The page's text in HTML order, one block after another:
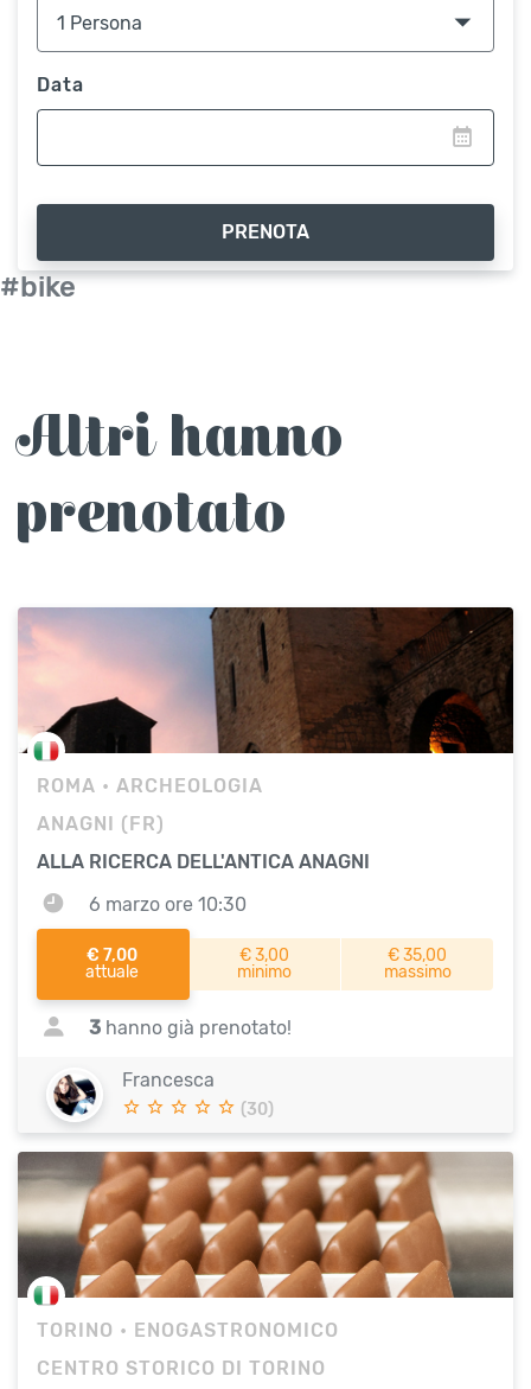
Data
PRENOTA
#bike
Altri hanno
prenotato
ROMA • ARCHEOLOGIA
ANAGNI (FR)
ALLA RICERCA DELL'ANTICA ANAGNI
6 marzo ore 10:30
€ 7,00
attuale
€ 3,00
minimo
€ 35,00
massimo
3 hanno già prenotato!
Francesca
(30)
TORINO • ENOGASTRONOMICO
CENTRO STORICO DI TORINO